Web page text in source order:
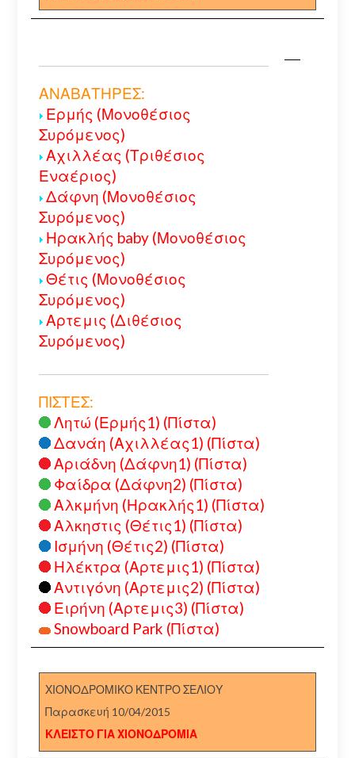
ΑΝΑΒΑΤΗΡΕΣ:
Ερμής (Μονοθέσιος
Συρόμενος)
Αχιλλέας (Τριθέσιος
Εναέριος)
Δάφνη (Μονοθέσιος
Συρόμενος)
Ηρακλής baby (Μονοθέσιος
Συρόμενος)
Θέτις (Μονοθέσιος
Συρόμενος)
Αρτεμις (Διθέσιος
Συρόμενος)
ΠΙΣΤΕΣ:
Λητώ (Ερμής1) (Πίστα)
Δανάη (Αχιλλέας1) (Πίστα)
Αριάδνη (Δάφνη1) (Πίστα)
Φαίδρα (Δάφνη2) (Πίστα)
Αλκμήνη (Ηρακλής1) (Πίστα)
Αλκηστις (Θέτις1) (Πίστα)
Ισμήνη (Θέτις2) (Πίστα)
Ηλέκτρα (Αρτεμις1) (Πίστα)
Αντιγόνη (Αρτεμις2) (Πίστα)
Ειρήνη (Αρτεμις3) (Πίστα)
Snowboard Park (Πίστα)
ΧΙΟΝΟΔΡΟΜΙΚΟ ΚΕΝΤΡΟ ΣΕΛΙΟΥ
Παρασκευή 10/04/2015
ΚΛΕΙΣΤΟ ΓΙΑ ΧΙΟΝΟΔΡΟΜΙΑ